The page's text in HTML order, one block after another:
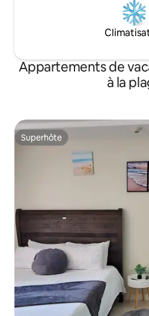
Appartements de
à la
Superhôte
Superhôte